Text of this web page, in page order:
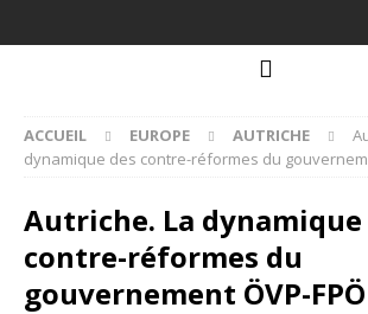
ACCUEIL EUROPE AUTRICHE
dynamique des contre-réformes du
Autriche. La dynamique
contre-réformes du
gouvernement ÖVP-FPÖ